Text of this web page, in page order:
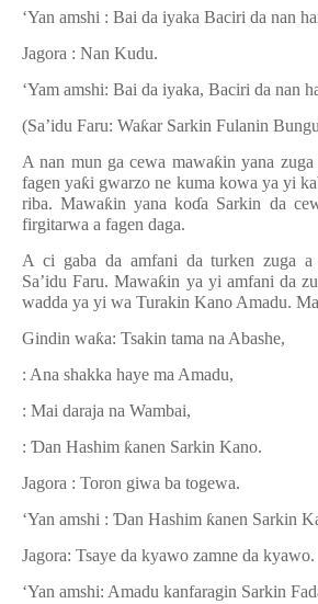
‘Yan amshi : Bai da iyaka Baciri da nan
Jagora : Nan Kudu.
‘Yam amshi: Bai da iyaka, Baciri da nan
(Sa’idu Faru: Waƙar Sarkin Fulanin Bungu
A nan mun ga cewa mawaƙin yana zuga
fagen yaƙi gwarzo ne kuma kowa ya yi
riba. Mawaƙin yana koɗa Sarkin da
firgitarwa a fagen daga.
A ci gaba da amfani da turken zuga
Sa’idu Faru. Mawaƙin ya yi amfani da
wadda ya yi wa Turakin Kano Amadu.
Gindin waƙa: Tsakin tama na Abashe,
: Ana shakka haye ma Amadu,
: Mai daraja na Wambai,
: Ɗan Hashim ƙanen Sarkin Kano.
Jagora : Toron giwa ba togewa.
‘Yan amshi : Ɗan Hashim ƙanen Sarkin
Jagora: Tsaye da kyawo zamne da kyawo.
‘Yan amshi: Amadu kanfaragin Sarkin